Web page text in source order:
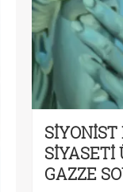
SİYASETİ
GAZZE